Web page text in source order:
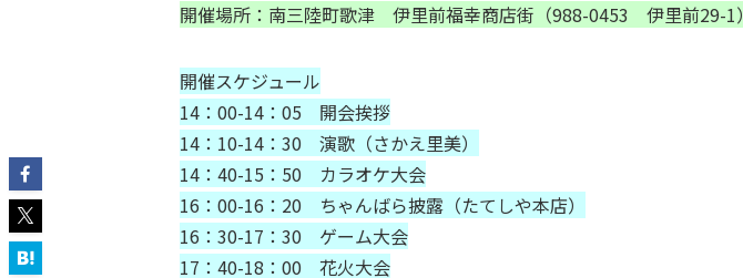
開催場所：南三陸町歌津 伊里前福幸商店街（988-0453 伊里前29-1）
開催スケジュール
14：00-14：05 開会挨拶
14：10-14：30 演歌（さかえ里美）
14：40-15：50 カラオケ大会
16：00-16：20 ちゃんばら披露（たてしや本店）
16：30-17：30 ゲーム大会
17：40-18：00 花火大会